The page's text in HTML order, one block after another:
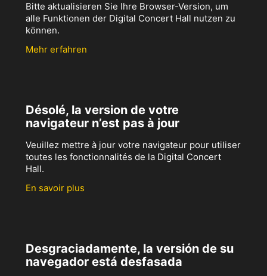
Bitte aktualisieren Sie Ihre Browser-Version, um
alle Funktionen der Digital Concert Hall nutzen zu
können.
Mehr erfahren
Désolé, la version de votre
navigateur n’est pas à jour
Veuillez mettre à jour votre navigateur pour utiliser
toutes les fonctionnalités de la Digital Concert
Hall.
En savoir plus
Desgraciadamente, la versión de su
navegador está desfasada